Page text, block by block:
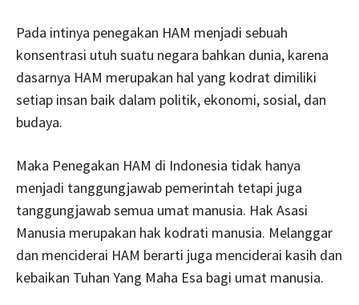
Pada intinya penegakan HAM menjadi sebuah
konsentrasi utuh suatu negara bahkan dunia, karena
dasarnya HAM merupakan hal yang kodrat dimiliki
setiap insan baik dalam politik, ekonomi, sosial, dan
budaya.
Maka Penegakan HAM di Indonesia tidak hanya
menjadi tanggungjawab pemerintah tetapi juga
tanggungjawab semua umat manusia. Hak Asasi
Manusia merupakan hak kodrati manusia. Melanggar
dan menciderai HAM berarti juga menciderai kasih dan
kebaikan Tuhan Yang Maha Esa bagi umat manusia.